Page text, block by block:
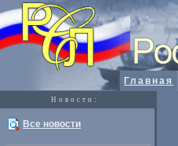
Главная
Новости:
Все новости